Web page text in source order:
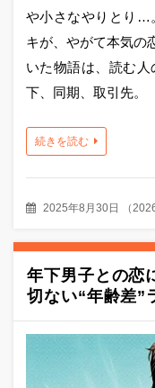
や小さなやりとり…
キが、やがて本気
いた物語は、読む
下、同期、取引先。
続きを読む
2025年8月30日 （
年下男子との恋
切ない“年齢差”